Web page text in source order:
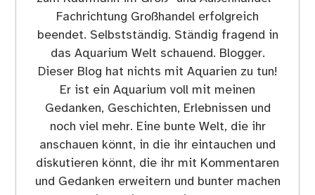
Fachrichtung Großhandel erfolgreich
beendet. Selbstständig. Ständig fragend in
das Aquarium Welt schauend. Blogger.
Dieser Blog hat nichts mit Aquarien zu tun!
Er ist ein Aquarium voll mit meinen
Gedanken, Geschichten, Erlebnissen und
noch viel mehr. Eine bunte Welt, die ihr
anschauen könnt, in die ihr eintauchen und
diskutieren könnt, die ihr mit Kommentaren
und Gedanken erweitern und bunter machen